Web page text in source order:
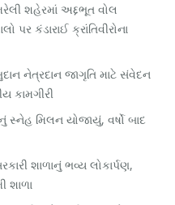
શહેરમાં અદ્દભૂત વોલ
પર કંડારાઈ ક્રાંતિવીરોના
નેત્રદાન જાગૃતિ માટે સંવેદન
કામગીરી
સ્નેહ મિલન યોજાયું, વર્ષો બાદ
શાળાનું ભવ્ય લોકાર્પણ,
શાળા